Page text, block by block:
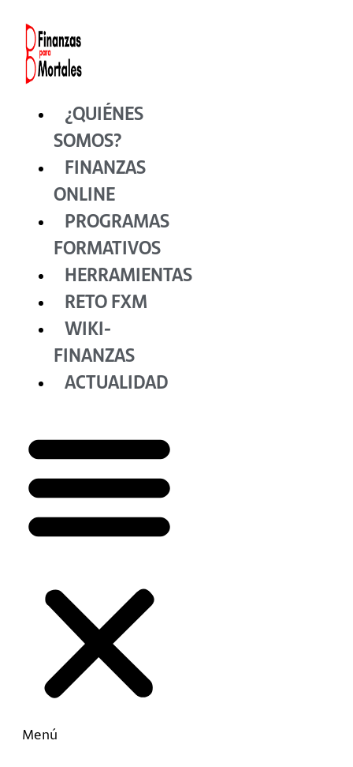
contenido
¿QUIÉNES
SOMOS?
FINANZAS
ONLINE
PROGRAMAS
FORMATIVOS
HERRAMIENTAS
RETO FXM
WIKI-
FINANZAS
ACTUALIDAD
Menú